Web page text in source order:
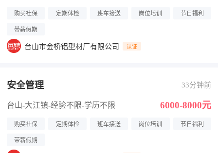
购买社保 定期体检 班车接送 岗位培训 节日福利
带薪假期
台山市金桥铝型材厂有限公司 认证
安全管理 33分钟前
台山-大江镇-经验不限-学历不限 6000-8000元
购买社保 定期体检 班车接送 岗位培训 节日福利
带薪假期